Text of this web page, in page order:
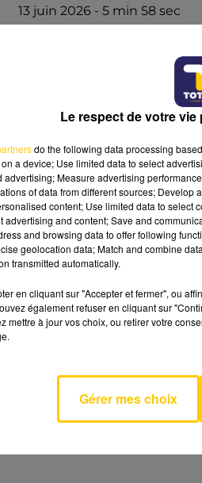
13 juin 2026 - 5 min 58 sec
Toi
DAHO
AVEYRON NORD
Le respect de votre
do the following data processing
a device; Use limited data to select
advertising; Measure advertising
of data from different sources;
content; Use limited data to select
advertising and content; Save and
and browsing data to offer following
geolocation data; Match and combine
transmitted automatically.
en cliquant sur "Accepter et fermer", ou
également refuser en cliquant sur
mettre à jour vos choix, ou retirer votre
Gérer mes choix